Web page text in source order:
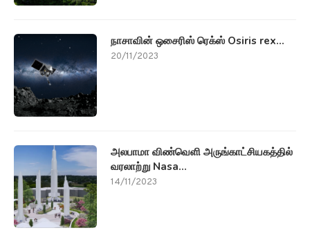
நாசாவின் ஒசைரிஸ் ரெக்ஸ் Osiris rex...
20/11/2023
அலபாமா விண்வெளி அருங்காட்சியகத்தில்
வரலாற்று Nasa...
14/11/2023